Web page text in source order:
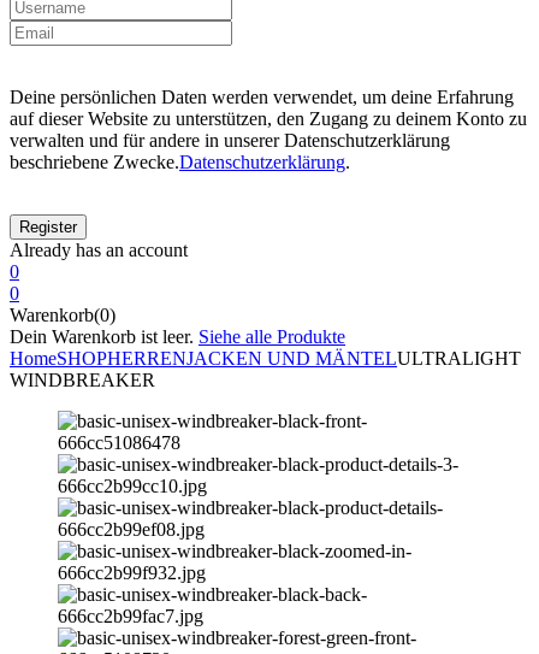
Deine persönlichen Daten werden verwendet, um deine Erfahrung
auf dieser Website zu unterstützen, den Zugang zu deinem Konto zu
verwalten und für andere in unserer Datenschutzerklärung
beschriebene Zwecke.Datenschutzerklärung.
Already has an account
0
0
Warenkorb(0)
Dein Warenkorb ist leer. Siehe alle Produkte
HomeSHOPHERRENJACKEN UND MÄNTELULTRALIGHT
WINDBREAKER